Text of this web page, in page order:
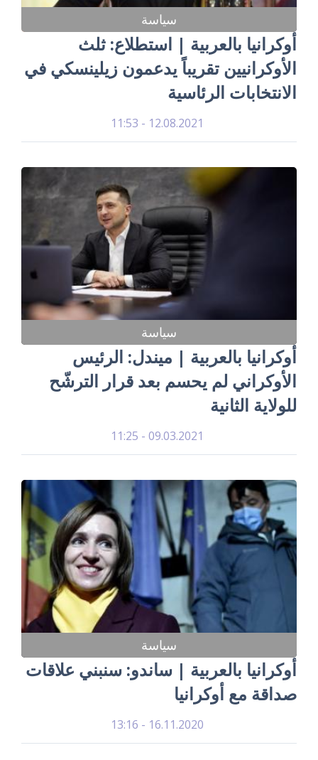
سياسة
أوكرانيا بالعربية | استطلاع: ثلث
الأوكرانيين تقريباً يدعمون زيلينسكي في
الانتخابات الرئاسية
12.08.2021 - 11:53
سياسة
أوكرانيا بالعربية | ميندل: الرئيس
الأوكراني لم يحسم بعد قرار الترشّح
للولاية الثانية
09.03.2021 - 11:25
سياسة
أوكرانيا بالعربية | ساندو: سنبني علاقات
صداقة مع أوكرانيا
16.11.2020 - 13:16